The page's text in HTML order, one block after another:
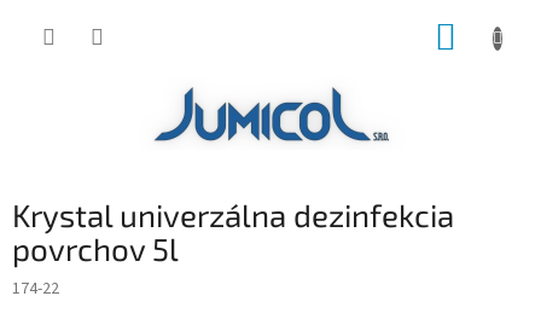
Krystal univerzálna dezinfekcia
povrchov 5l
174-22